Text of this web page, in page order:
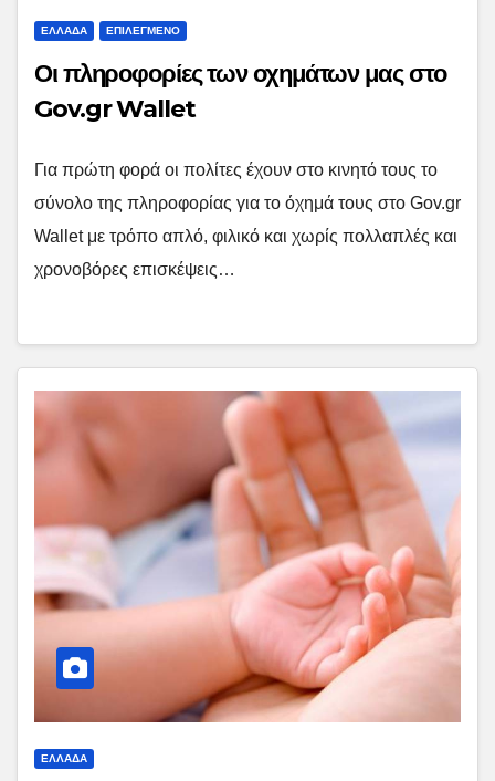
ΕΛΛΑΔΑ ΕΠΙΛΕΓΜΕΝΟ
Οι πληροφορίες των οχημάτων μας στο
Gov.gr Wallet
Για πρώτη φορά οι πολίτες έχουν στο κινητό τους το
σύνολο της πληροφορίας για το όχημά τους στο Gov.gr
Wallet με τρόπο απλό, φιλικό και χωρίς πολλαπλές και
χρονοβόρες επισκέψεις…
ΕΛΛΑΔΑ